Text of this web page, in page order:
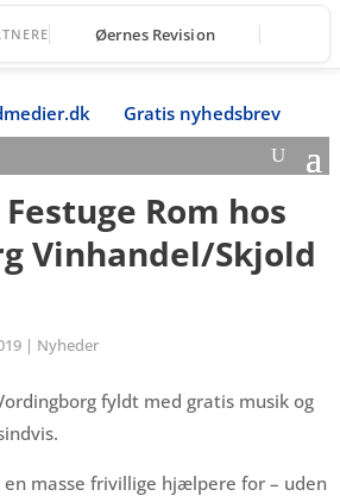
Øernes Revision
Gratis nyhedsbrev
Rom hos
Vinhandel/Skjold
| Nyheder
fyldt med gratis musik og
masse frivillige hjælpere for – uden